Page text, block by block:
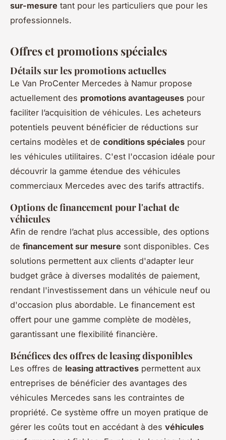
sur-mesure tant pour les particuliers que pour les
professionnels.
Offres et promotions spéciales
Détails sur les promotions actuelles
Le Van ProCenter Mercedes à Namur propose
actuellement des promotions avantageuses pour
faciliter l’acquisition de véhicules. Les acheteurs
potentiels peuvent bénéficier de réductions sur
certains modèles et de conditions spéciales pour
les véhicules utilitaires. C'est l'occasion idéale pour
découvrir la gamme étendue des véhicules
commerciaux Mercedes avec des tarifs attractifs.
Options de financement pour l'achat de
véhicules
Afin de rendre l’achat plus accessible, des options
de financement sur mesure sont disponibles. Ces
solutions permettent aux clients d'adapter leur
budget grâce à diverses modalités de paiement,
rendant l'investissement dans un véhicule neuf ou
d'occasion plus abordable. Le financement est
offert pour une gamme complète de modèles,
garantissant une flexibilité financière.
Bénéfices des offres de leasing disponibles
Les offres de leasing attractives permettent aux
entreprises de bénéficier des avantages des
véhicules Mercedes sans les contraintes de
propriété. Ce système offre un moyen pratique de
gérer les coûts tout en accédant à des véhicules